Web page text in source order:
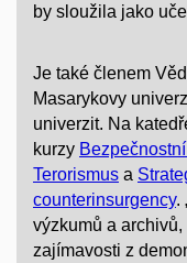
by sloužila jako
Je také členem
Masarykovy
univerzit. Na
kurzy
Terorismus a
counterinsurgency.
výzkumů a
zajímavosti z